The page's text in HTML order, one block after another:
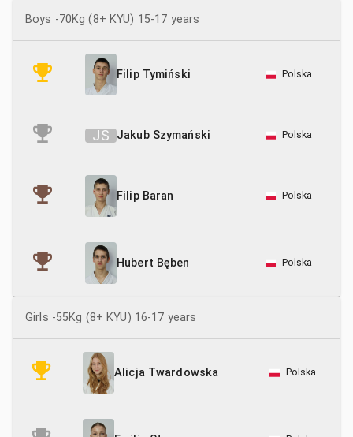
Boys -70Kg (8+ KYU) 15-17 years
Filip Tymiński Polska
JS Jakub Szymański Polska
Filip Baran Polska
Hubert Bęben Polska
Girls -55Kg (8+ KYU) 16-17 years
Alicja Twardowska Polska